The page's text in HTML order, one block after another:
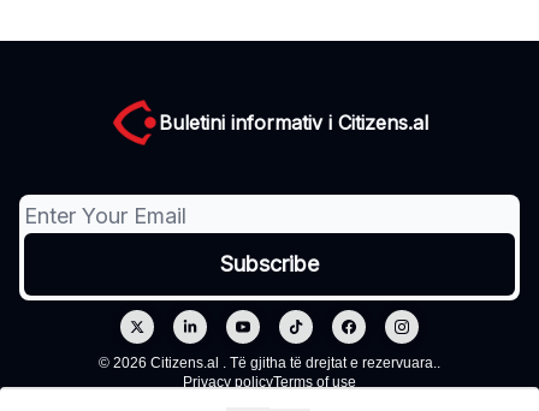
Buletini informativ i Citizens.al
© 2026 Citizens.al . Të gjitha të drejtat e rezervuara..
Privacy policyTerms of use